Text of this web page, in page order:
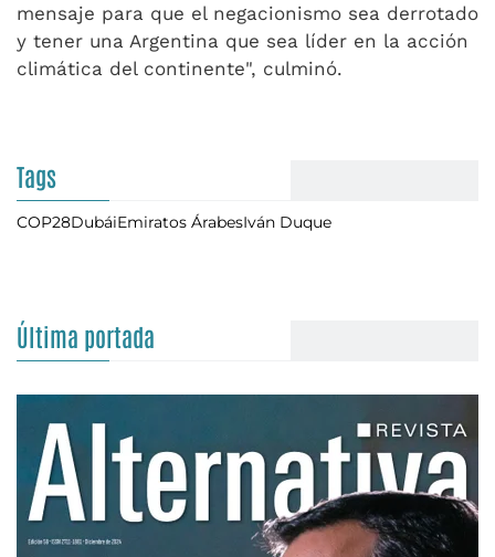
mensaje para que el negacionismo sea derrotado
y tener una Argentina que sea líder en la acción
climática del continente", culminó.
Tags
COP28DubáiEmiratos ÁrabesIván Duque
Última portada